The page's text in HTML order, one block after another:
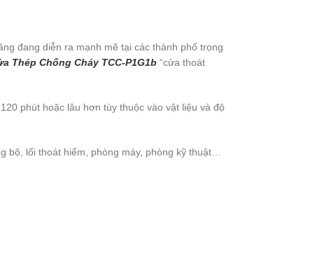
đang diễn ra mạnh mẽ tại các thành phố trọng
Thép Chống Cháy TCC-P1G1b “cửa thoát
phút hoặc lâu hơn tùy thuộc vào vật liệu và độ
lối thoát hiểm, phòng máy, phòng kỹ thuật…